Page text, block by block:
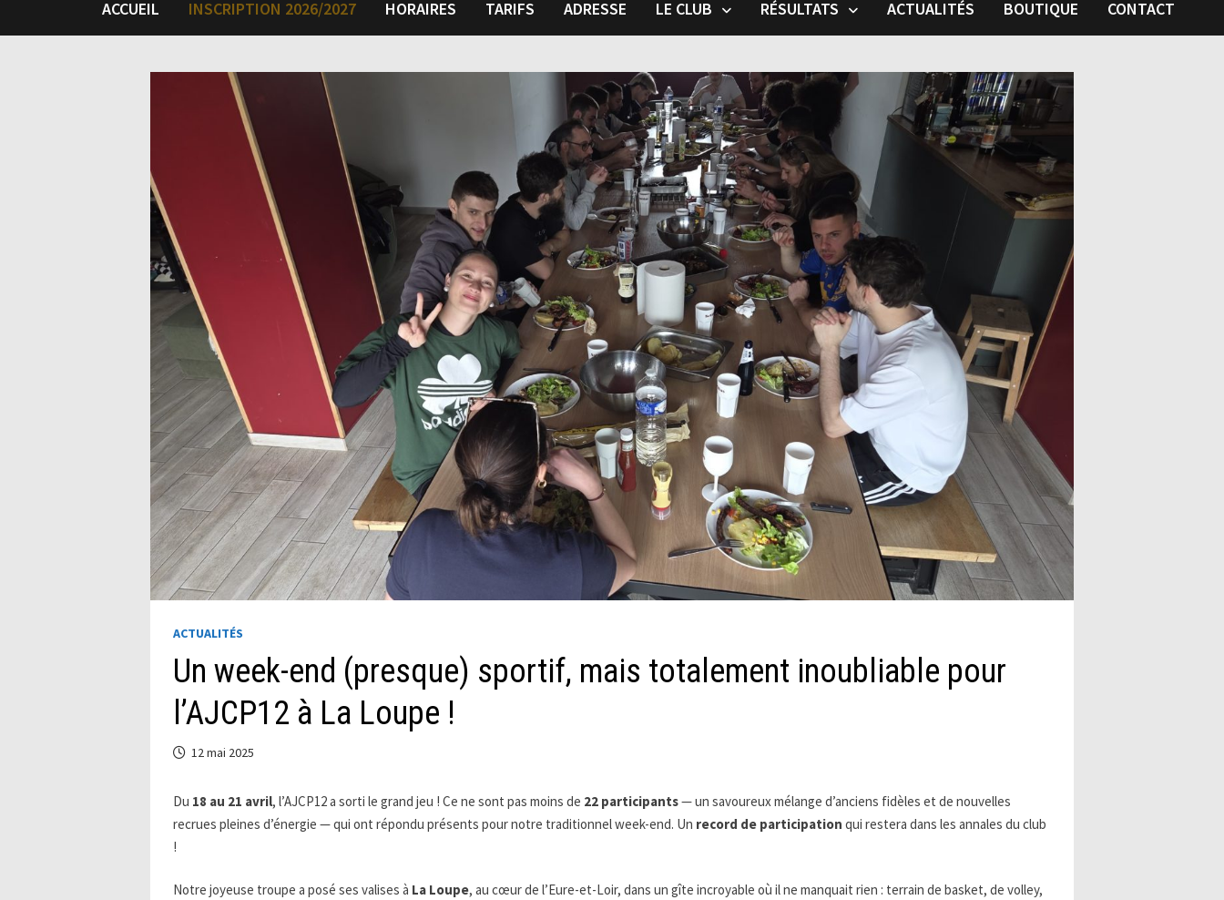
ACCUEIL INSCRIPTION 2026/2027 HORAIRES TARIFS ADRESSE LE CLUB RÉSULTATS ACTUALITÉS BOUTIQUE CONTACT
ACTUALITÉS
Un week-end (presque) sportif, mais totalement inoubliable pour
l’AJCP12 à La Loupe !
12 mai 2025
Du 18 au 21 avril, l’AJCP12 a sorti le grand jeu ! Ce ne sont pas moins de 22 participants— un savoureux mélange d’anciens fidèles et de nouvelles
recrues pleines d’énergie — qui ont répondu présents pour notre traditionnel week-end. Un record de participation qui restera dans les annales du club
!
Notre joyeuse troupe a posé ses valises à La Loupe, au cœur de l’Eure-et-Loir, dans un gîte incroyable où il ne manquait rien : terrain de basket, de volley,